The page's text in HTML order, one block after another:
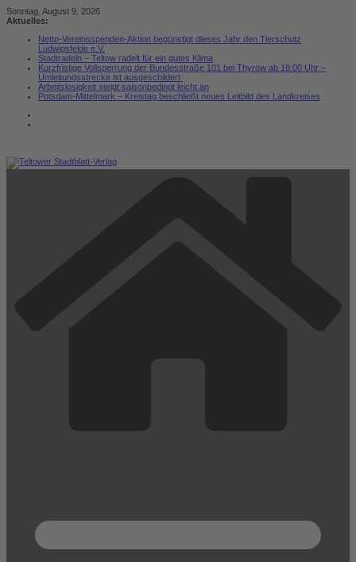
Zum
Inhalt
Sonntag, August 9, 2026
Aktuelles:
Netto-Vereinsspenden-Aktion begünstigt dieses Jahr den Tierschutz
Ludwigsfelde e.V.
Stadtradeln – Teltow radelt für ein gutes Klima
Kurzfristige Vollsperrung der Bundesstraße 101 bei Thyrow ab 18:00 Uhr –
Umleitungsstrecke ist ausgeschildert
Arbeitslosigkeit steigt saisonbedingt leicht an
Potsdam-Mittelmark – Kreistag beschließt neues Leitbild des Landkreises